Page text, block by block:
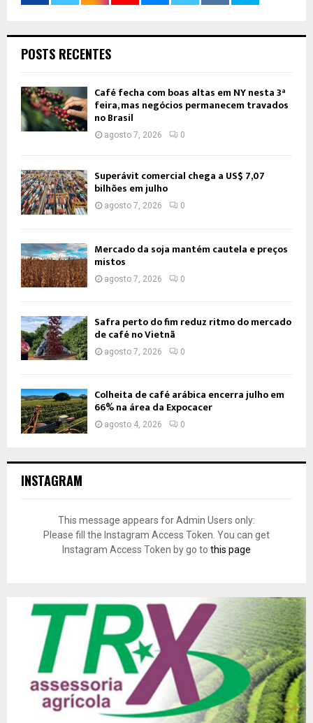
POSTS RECENTES
Café fecha com boas altas em NY nesta 3ª
feira, mas negócios permanecem travados
no Brasil
agosto 7, 2026 0
Superávit comercial chega a US$ 7,07
bilhões em julho
agosto 7, 2026 0
Mercado da soja mantém cautela e preços
mistos
agosto 7, 2026 0
Safra perto do fim reduz ritmo do mercado
de café no Vietnã
agosto 7, 2026 0
Colheita de café arábica encerra julho em
66% na área da Expocacer
agosto 4, 2026 0
INSTAGRAM
This message appears for Admin Users only:
Please fill the Instagram Access Token. You can get
Instagram Access Token by go to this page